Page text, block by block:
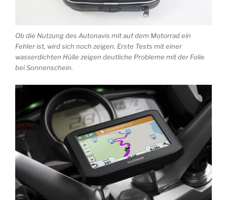
Ob die Nutzung des Autonavis mit auf dem Motorrad ein
Fehler ist, wird sich noch zeigen. Erste Tests mit einer
wasserdichten Hülle zeigen deutliche Probleme mit der Folie
bei Sonnenschein.